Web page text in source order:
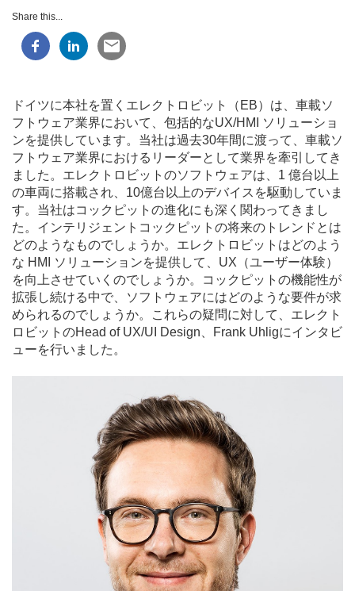
Share this...
ドイツに本社を置くエレクトロビット（EB）は、車載ソ
フトウェア業界において、包括的なUX/HMI ソリューショ
ンを提供しています。当社は過去30年間に渡って、車載ソ
フトウェア業界におけるリーダーとして業界を牽引してき
ました。エレクトロビットのソフトウェアは、1 億台以上
の車両に搭載され、10億台以上のデバイスを駆動していま
す。当社はコックピットの進化にも深く関わってきまし
た。インテリジェントコックピットの将来のトレンドとは
どのようなものでしょうか。エレクトロビットはどのよう
な HMI ソリューションを提供して、UX（ユーザー体験）
を向上させていくのでしょうか。コックピットの機能性が
拡張し続ける中で、ソフトウェアにはどのような要件が求
められるのでしょうか。これらの疑問に対して、エレクト
ロビットのHead of UX/UI Design、Frank Uhligにインタビ
ューを行いました。